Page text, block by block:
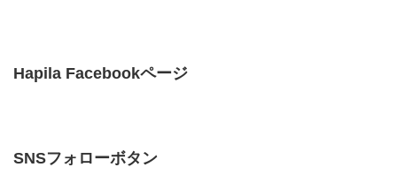
Hapila Facebookページ
SNSフォローボタン